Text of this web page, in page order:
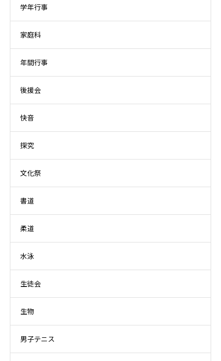
学年行事
家庭科
年間行事
後援会
快音
探究
文化祭
書道
柔道
水泳
生徒会
生物
男子テニス